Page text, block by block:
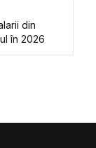
din
în 2026